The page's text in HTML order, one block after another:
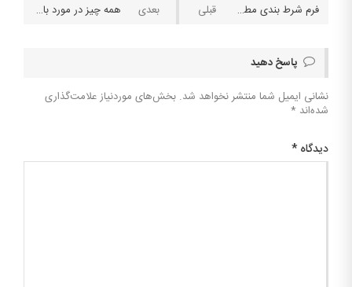
فرم شرط بندی مطمئن امروز ۱۴۰۲/۷/۱۰ همه چیز در مورد بازی فری فایر (Free Fire)
پاسخ دهید
نشانی ایمیل شما منتشر نخواهد شد. بخش‌های موردنیاز علامت‌گذاری
شده‌اند *
دیدگاه *